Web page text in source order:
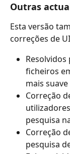
Outras
Esta versão
correções de
ficheiros
mais suave
Correção
pesquisa
Correção
pesquisa